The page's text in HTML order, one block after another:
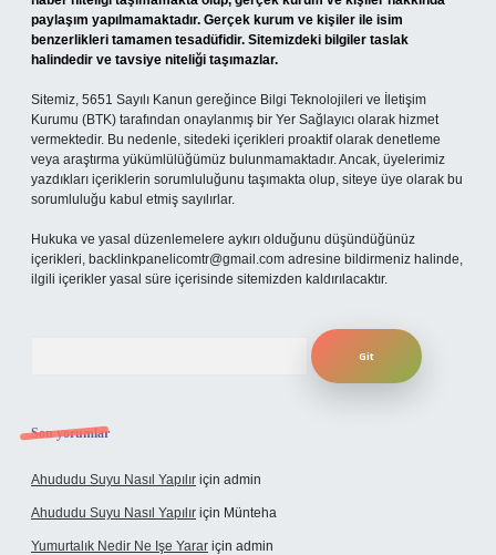
paylaşım yapılmamaktadır. Gerçek kurum ve kişiler ile isim
benzerlikleri tamamen tesadüfidir. Sitemizdeki bilgiler taslak
halindedir ve tavsiye niteliği taşımazlar.
Sitemiz, 5651 Sayılı Kanun gereğince Bilgi Teknolojileri ve İletişim
Kurumu (BTK) tarafından onaylanmış bir Yer Sağlayıcı olarak hizmet
vermektedir. Bu nedenle, sitedeki içerikleri proaktif olarak denetleme
veya araştırma yükümlülüğümüz bulunmamaktadır. Ancak, üyelerimiz
yazdıkları içeriklerin sorumluluğunu taşımakta olup, siteye üye olarak bu
sorumluluğu kabul etmiş sayılırlar.
Hukuka ve yasal düzenlemelere aykırı olduğunu düşündüğünüz
içerikleri, backlinkpanelicomtr@gmail.com adresine bildirmeniz halinde,
ilgili içerikler yasal süre içerisinde sitemizden kaldırılacaktır.
Son yorumlar
Ahududu Suyu Nasıl Yapılır için admin
Ahududu Suyu Nasıl Yapılır için Münteha
Yumurtalık Nedir Ne Işe Yarar için admin